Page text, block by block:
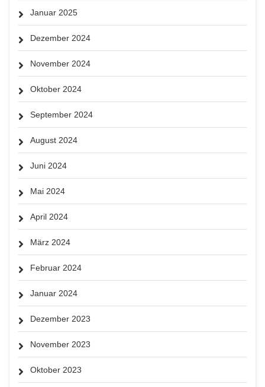
Januar 2025
Dezember 2024
November 2024
Oktober 2024
September 2024
August 2024
Juni 2024
Mai 2024
April 2024
März 2024
Februar 2024
Januar 2024
Dezember 2023
November 2023
Oktober 2023